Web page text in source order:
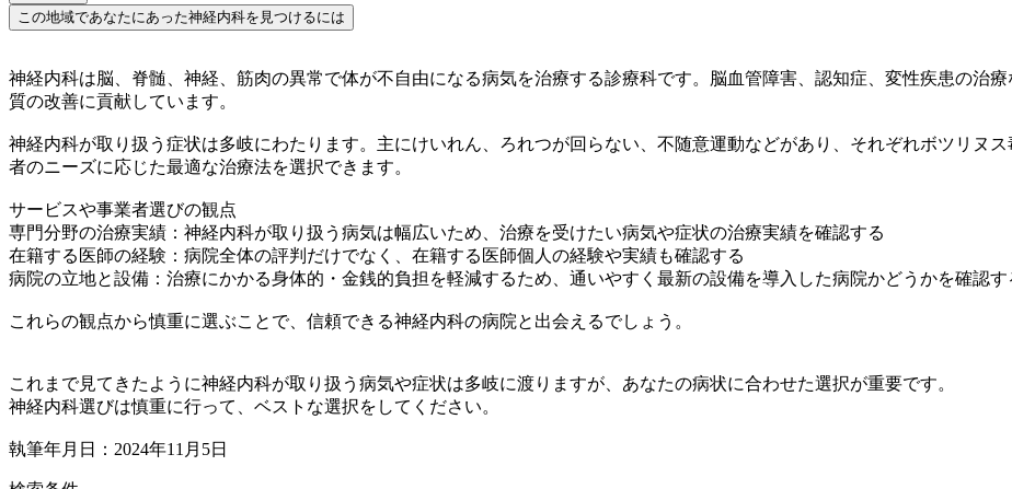
この地域であなたにあった神経内科を見つけるには
神経内科は脳、脊髄、神経、筋肉の異常で体が不自由になる病気を治療する診療科です。脳血管障害、認知症、変性疾患の治
質の改善に貢献しています。
神経内科が取り扱う症状は多岐にわたります。主にけいれん、ろれつが回らない、不随意運動などがあり、それぞれボツリヌ
者のニーズに応じた最適な治療法を選択できます。
サービスや事業者選びの観点
専門分野の治療実績：神経内科が取り扱う病気は幅広いため、治療を受けたい病気や症状の治療実績を確認する
在籍する医師の経験：病院全体の評判だけでなく、在籍する医師個人の経験や実績も確認する
病院の立地と設備：治療にかかる身体的・金銭的負担を軽減するため、通いやすく最新の設備を導入した病院かどうかを確認す
これらの観点から慎重に選ぶことで、信頼できる神経内科の病院と出会えるでしょう。
これまで見てきたように神経内科が取り扱う病気や症状は多岐に渡りますが、あなたの病状に合わせた選択が重要です。
神経内科選びは慎重に行って、ベストな選択をしてください。
執筆年月日：2024年11月5日